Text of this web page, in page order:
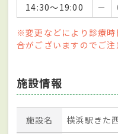
14:30～19:00
－
※変更などにより診療
合がございますのでご注
施設情報
施設名 横浜駅きた